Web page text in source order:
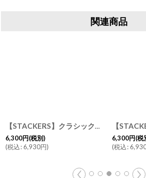
関連商品
[
[73742]
【STACKERS】クラシック ジュエリーボックス Lid リッド （蓋付ケース）ラベンダー Lavender スタッカーズ ロンドン イギリス
6,300円(税別)
(税込:6,930円)
6,300円(税
(税込: